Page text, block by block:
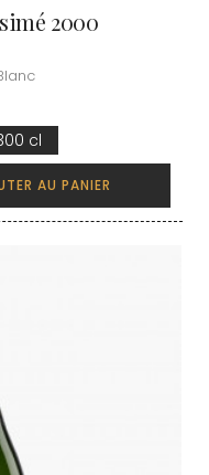
2000
cl
AU PANIER